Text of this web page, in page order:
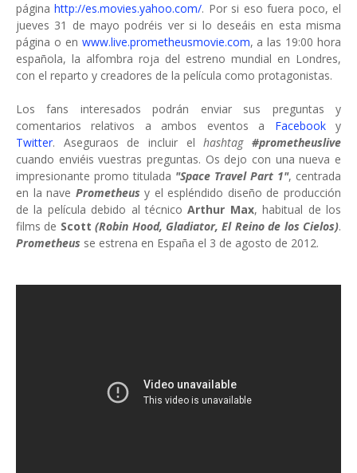
páginahttp://es.movies.yahoo.com/. Por si eso fuera poco, el
jueves 31 de mayo podréis ver si lo deseáis en esta misma
página o en www.live.prometheusmovie.com, a las 19:00 hora
española, la alfombra roja del estreno mundial en Londres,
con el reparto y creadores de la película como protagonistas.
Los fans interesados podrán enviar sus preguntas y
comentarios relativos a ambos eventos a Facebooky
Twitter. Aseguraos de incluir elhashtag #prometheuslive
cuando enviéis vuestras preguntas. Os dejo con una nueva e
impresionante promo titulada "Space Travel Part 1", centrada
en la nave Prometheusy el espléndido diseño de producción
de la película debido al técnico Arthur Max, habitual de los
films de Scott(Robin Hood, Gladiator, El Reino de los Cielos).
Prometheus se estrena en España el 3 de agosto de 2012.